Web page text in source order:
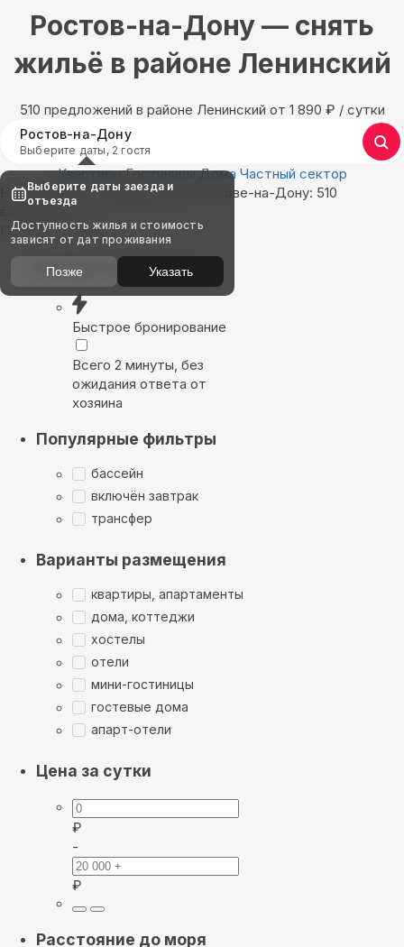
Ростов-на-Дону — снять
жильё в районе Ленинский
510 предложений в районе Ленинский oт 1 890 ₽ / сутки
Ростов-на-Дону
Выберите даты, 2 гостя
Квартиры Гостиницы Дома Частный сектор
Найдём, где остановиться в Ростове-на-Дону: 510
вариантов
Показать на карте
Выбирайте лучшее
Быстрое бронирование
Всего 2 минуты, без
ожидания ответа от
хозяина
Популярные фильтры
бассейн
включён завтрак
трансфер
Варианты размещения
квартиры, апартаменты
дома, коттеджи
хостелы
отели
мини-гостиницы
гостевые дома
апарт-отели
Цена за сутки
₽
-
₽
Расстояние до моря
Выберите даты заезда и
отъезда
Доступность жилья и стоимость
зависят от дат проживания
Позже Указать